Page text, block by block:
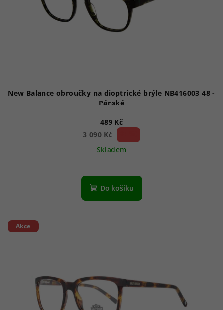
New Balance obroučky na dioptrické brýle NB416003 48 -
Pánské
489 Kč
3 090 Kč
Skladem
Do košíku
Akce